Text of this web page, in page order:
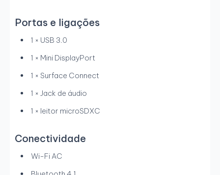
Portas e ligações
1 × USB 3.0
1 × Mini DisplayPort
1 × Surface Connect
1 × Jack de áudio
1 × leitor microSDXC
Conectividade
Wi-Fi AC